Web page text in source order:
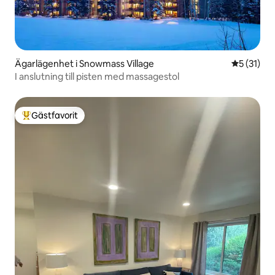
Ägarlägenhet i Snowmass Village 5 av 5 i
5 (31)
I anslutning till pisten med massagestol
Populär gästfavorit
Gästfavorit